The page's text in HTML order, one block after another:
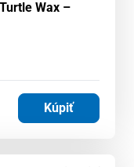
Wax –
Kúpiť